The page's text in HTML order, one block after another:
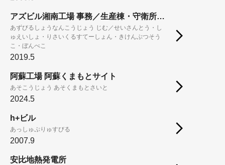
アズビル湘南工場 事務／生産棟・守衛所・リサイクルステーション・危険物倉庫・ボンベ庫
あずびるしょうなんこうじょう じむ／せいさんとう・し
ゅえいしょ・りさいくるすてーしょん・きけんぶつそう
こ・ぼんべこ
2019.5
阿蘇工場 阿蘇くまもとサイト
あそこうじょう あそくまもとさいと
2024.5
h+ビル
あっしゅぷりゅすびる
2007.9
安比地熱発電所